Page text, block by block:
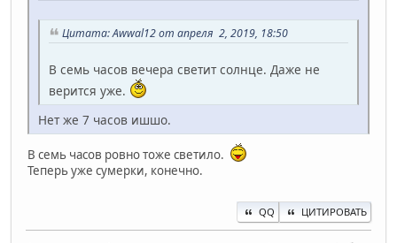
Цитата: Awwal12 от апреля 2, 2019, 18:50
В семь часов вечера светит солнце. Даже не
верится уже.
Нет же 7 часов ишшо.
В семь часов ровно тоже светило.
Теперь уже сумерки, конечно.
QQ ЦИТИРОВАТЬ